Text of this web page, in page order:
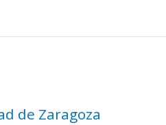
de Zaragoza